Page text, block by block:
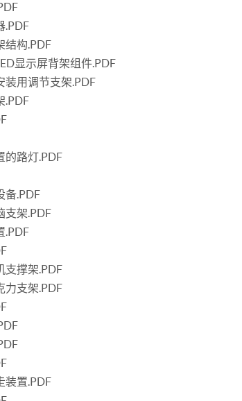
.PDF
结构.PDF
显示屏背架组件.PDF
装用调节支架.PDF
.PDF
的路灯.PDF
备.PDF
支架.PDF
.PDF
支撑架.PDF
力支架.PDF
装置.PDF